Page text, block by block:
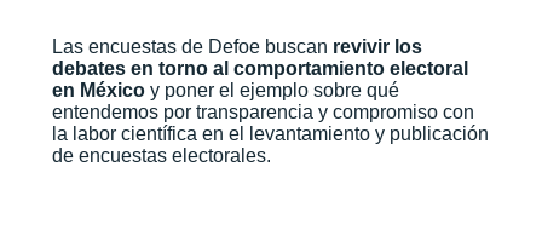
Las encuestas de Defoe buscan revivir los
debates en torno al comportamiento electoral
en Méxicoy poner el ejemplo sobre qué
entendemos por transparencia y compromiso con
la labor científica en el levantamiento y publicación
de encuestas electorales.